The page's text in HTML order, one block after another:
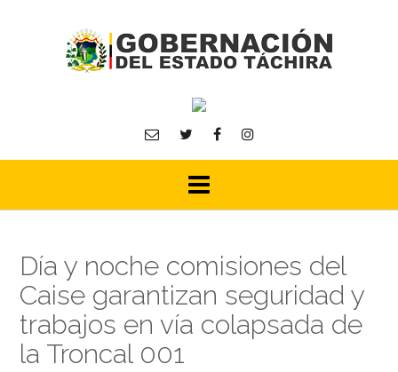
Día y noche comisiones del
Caise garantizan seguridad y
trabajos en vía colapsada de
la Troncal 001